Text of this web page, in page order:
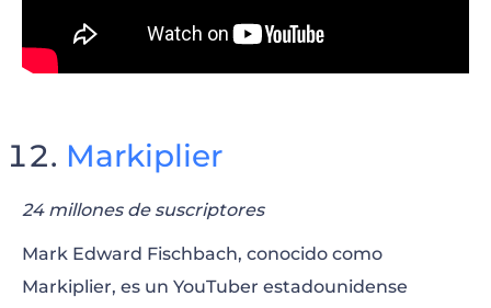
Markiplier
24 millones de suscriptores
Mark Edward Fischbach, conocido como
Markiplier, es un YouTuber estadounidense